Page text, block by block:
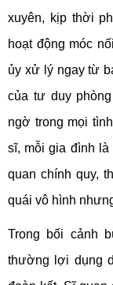
xuyên, kịp thời
hoạt động móc
ủy xử lý ngay từ
của tư duy
ngờ trong mọi
sĩ, mỗi gia đình
quan chính quy,
quái vô hình
Trong bối cảnh
thường lợi dụng